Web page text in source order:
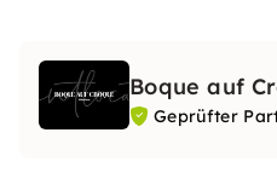
Boque auf
Geprüfter